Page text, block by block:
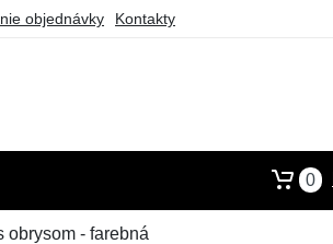
objednávky Kontakty
0
obrysom - farebná